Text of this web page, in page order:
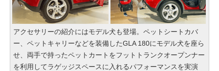
アクセサリーの紹介にはモデル犬も登場。ペットシートカバ
ー、ペットキャリーなどを装備したGLA 180にモデル犬を座ら
せ、両手で持ったペットカートをフットトランクオープンナー
を利用してラゲッジスペースに入れるパフォーマンスを実演